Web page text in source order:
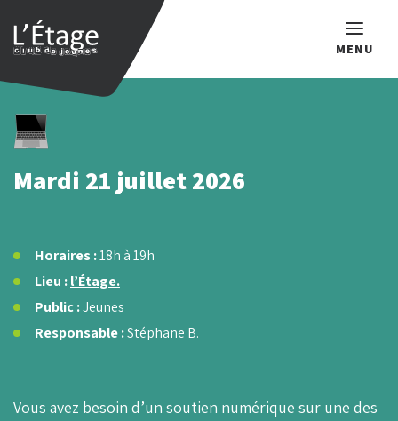
MENU
Mardi 21 juillet 2026
Horaires :18h à 19h
Lieu :l’Étage.
Public :Jeunes
Responsable :Stéphane B.
Vous avez besoin d’un soutien numérique sur une des